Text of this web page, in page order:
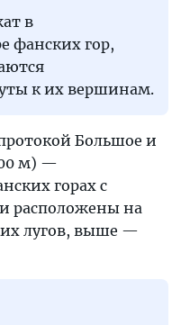
в
фанских гор,
к их вершинам.
Большое и
м) —
горах с
расположены на
лугов, выше —